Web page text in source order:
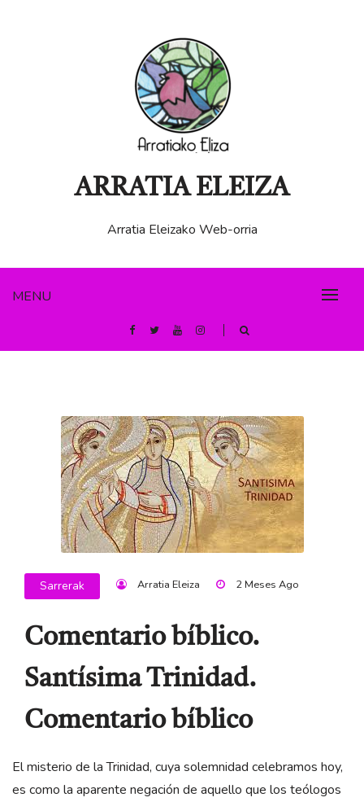
MENU
ARRATIA ELEIZA
Arratia Eleizako Web-orria
Sarrerak Arratia Eleiza 2 Meses Ago
Comentario bíblico.
Santísima Trinidad.
Comentario bíblico
El misterio de la Trinidad, cuya solemnidad celebramos hoy,
es como la aparente negación de aquello que los teólogos